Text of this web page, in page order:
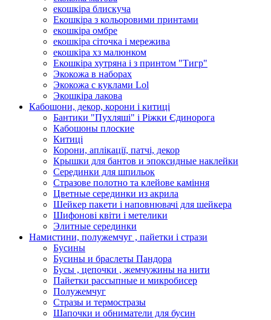
екошкіра блискуча
Екошкіра з кольоровими принтами
екошкіра омбре
екошкіра сіточка і мережива
екошкіра хз малюнком
Екошкіра хутряна і з принтом "Тигр"
Экокожа в наборах
Экокожа с куклами Lol
Экошкiра лакова
Кабошони, декор, корони і китиці
Бантики "Пухляші" і Ріжки Єдинорога
Кабошоны плоские
Китиці
Корони, аплікації, патчі, декор
Крышки для бантов и эпоксидные наклейки
Серединки для шпильок
Стразове полотно та клейове каміння
Цветные серединки из акрила
Шейкер пакети і наповнювачі для шейкера
Шифонові квіти і метелики
Элитные серединки
Намистини, полужемчуг , пайетки і стрази
Бусины
Бусины и браслеты Пандора
Бусы , цепочки , жемчужины на нити
Пайетки рассыпные и микробисер
Полужемчуг
Стразы и термостразы
Шапочки и обниматели для бусин